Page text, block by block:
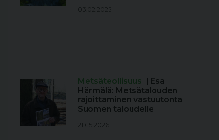
03.02.2025
Metsäteollisuus
| Esa
Härmälä: Metsätalouden
rajoittaminen vastuutonta
Suomen taloudelle
21.05.2026